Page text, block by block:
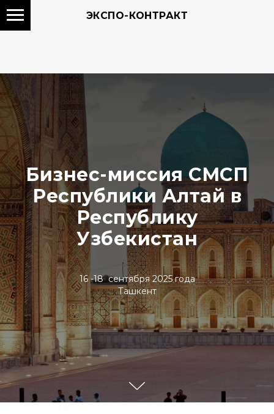
ЭКСПО-КОНТРАКТ
Бизнес-миссия СМСП
Республики Алтай в
Республику
Узбекистан
16 -18 сентября 2025 года
Ташкент